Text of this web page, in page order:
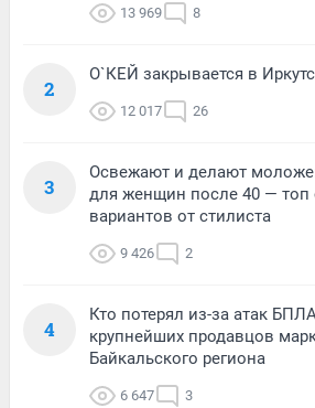
13 969 8
2
О`КЕЙ закрывается в
12 017 26
3
Освежают и делают
для женщин после 40 — топ
вариантов от стилиста
9 426 2
4
Кто потерял из-за атак
крупнейших продавцов
Байкальского региона
6 647 3